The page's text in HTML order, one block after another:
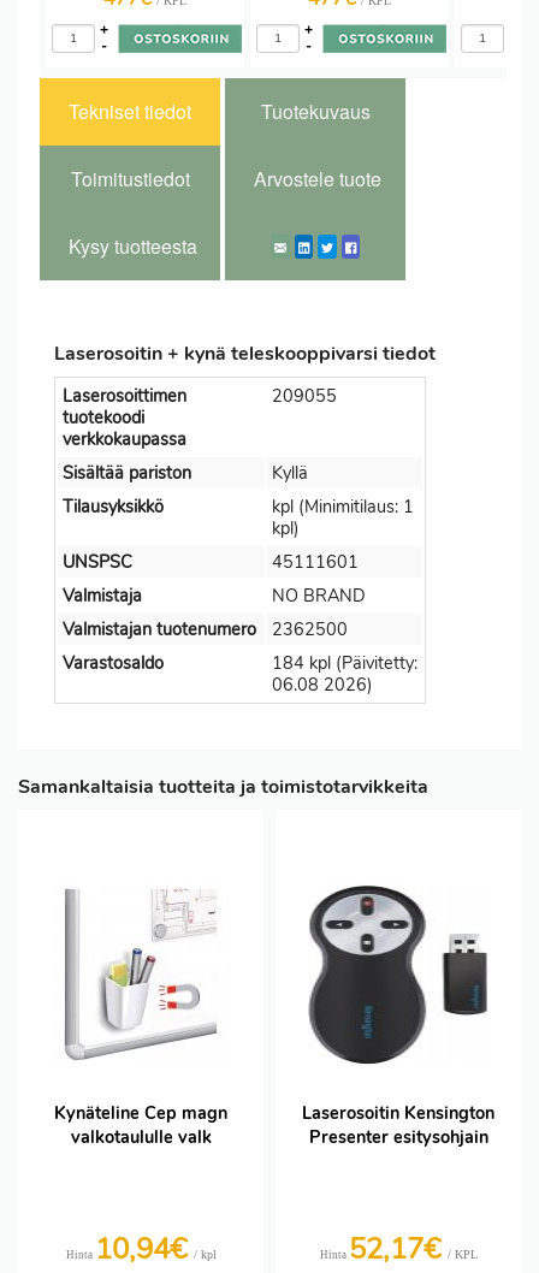
-
+
-
+
Tekniset tiedot Tuotekuvaus
Toimitustiedot Arvostele tuote
Kysy tuotteesta
Laserosoitin + kynä teleskooppivarsi tiedot
Laserosoittimen
tuotekoodi
verkkokaupassa
209055
Sisältää pariston
Kyllä
Tilausyksikkö
kpl (Minimitilaus: 1
kpl)
UNSPSC
45111601
Valmistaja
NO BRAND
Valmistajan tuotenumero
2362500
Varastosaldo
184 kpl (Päivitetty:
06.08 2026)
Samankaltaisia tuotteita ja toimistotarvikkeita
Kynäteline Cep magn
valkotaululle valk
Hinta 10,94€ / kpl
Laserosoitin Kensington
Presenter esitysohjain
Hinta 52,17€ / KPL